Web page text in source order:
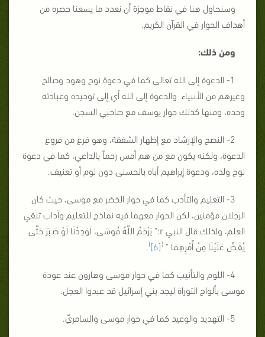
وسنحاول هنا في نقاط موجزة أن نعدد ما يسعنا حصره من
أهداف الحوار في القرآن الكريم.
ومن ذلك:
1- الدعوة إلى الله تعالى كما في دعوة نوح وهود وصالح
وغيرهم من الأنبياء والدعوة إلى الله أي إلى توحيده وعبادته
وحده، ومنها كذلك حوار يوسف مع صاحبي السجن.
2- النصح والإرشاد مع إظهار الشفقة، وهو فرع من فروع
الدعوة، ولكنه يكون مع من هم أمس رحماً بالداعي، كما في دعوة
نوح ولده، ودعوة إبراهيم أباه بالحسنى دون لوم أو تعنيف.
3- التعليم والتأدب كما في حوار الخضر مع موسى، حيث كان
الرجلان مؤمنين، لكن الحوار معهما فيه نماذج للتعليم وآداب تلقي
العلم، ولذلك قال النبي r:" يَرْحَمُ اللَّهُ مُوسَى، لَوَدِدْنَا لَوْ صَـبَرَ حَتَّى
يُقَـصَّ عَلَيْنَا مِنْ أَمْرِهِمَا " (
[6]
)
.
4- اللوم والتأنيب كما في حوار موسى وهارون عند عودة
موسى بألواح التوراة ليجد بني إسرائيل قد عبدوا العجل.
5- التهديد والوعيد كما في حوار موسى والسامريّ.